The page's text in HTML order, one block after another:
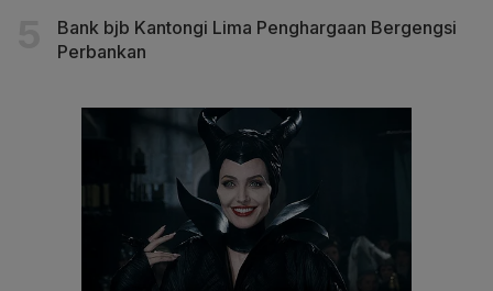
Bank bjb Kantongi Lima Penghargaan Bergengsi
Perbankan